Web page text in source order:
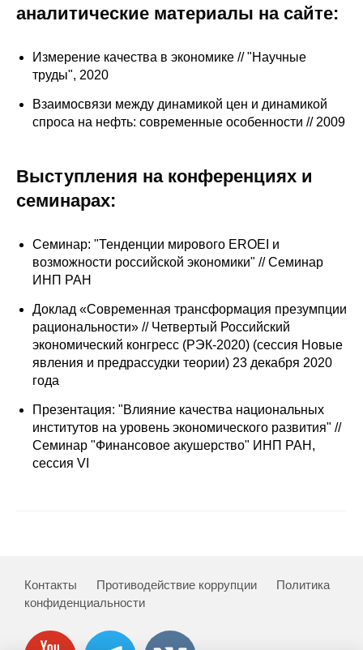
Общие требования
Стандарты оформления
Научные труды
Выпуски
Информация для авторов
Стандарты оформления
Семинары
Энергетический семинар
Российско-французский семинар
Ученый совет
Материалы
аналитические материалы на сайте:
Измерение качества в экономике // "Научные
труды", 2020
Взаимосвязи между динамикой цен и динамикой
спроса на нефть: современные особенности // 2009
Выступления на конференциях и
семинарах:
Семинар: "Тенденции мирового EROEI и
возможности российской экономики" // Семинар
ИНП РАН
Доклад «Современная трансформация презумпции
рациональности» // Четвертый Российский
экономический конгресс (РЭК-2020) (сессия Новые
явления и предрассудки теории) 23 декабря 2020
года
Презентация: "Влияние качества национальных
институтов на уровень экономического развития" //
Семинар "Финансовое акушерство" ИНП РАН,
сессия VI
Контакты Противодействие коррупции
Политика
конфиденциальности